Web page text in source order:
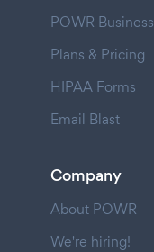
POWR Business
Plans & Pricing
HIPAA Forms
Email Blast
Company
About POWR
We're hiring!